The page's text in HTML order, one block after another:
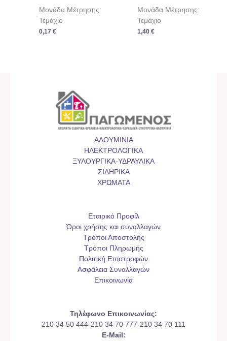
Μονάδα Μέτρησης:
Τεμάχιο
0,17€
Μονάδα Μέτρησης:
Τεμάχιο
1,40 €
ΑΛΟΥΜΙΝΙΑ
ΗΛΕΚΤΡΟΛΟΓΙΚΑ
ΞΥΛΟΥΡΓΙΚΑ-ΥΔΡΑΥΛΙΚΑ
ΣΙΔΗΡΙΚΑ
ΧΡΩΜΑΤΑ
Εταιρικό Προφίλ
Όροι χρήσης και συναλλαγών
Τρόποι Αποστολής
Τρόποι Πληρωμής
Πολιτική Επιστροφών
Ασφάλεια Συναλλαγών
Επικοινωνία
Τηλέφωνο Επικοινωνίας:
210 34 50 444-210 34 70 777-210 34 70 111
E-Mail: